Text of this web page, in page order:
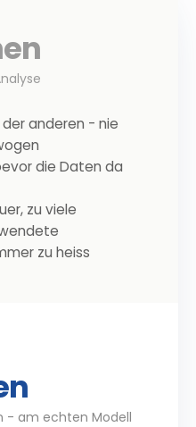
der anderen - nie
die Daten da
zu viele
zu heiss
- am echten Modell